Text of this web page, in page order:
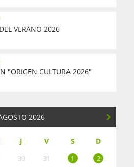
VERANO 2026
"ORIGEN CULTURA 2026"
2026
J V S D
30 31 1
2